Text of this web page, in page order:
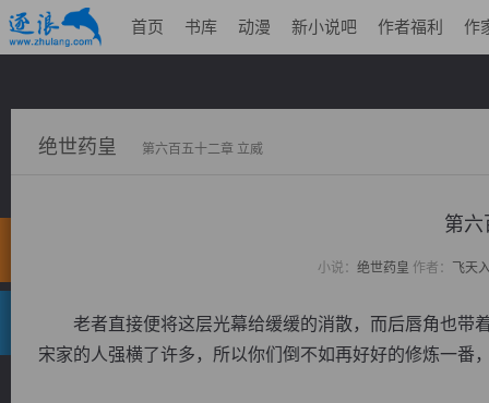
首页 书库 动漫 新小说吧 作者福利 作
绝世药皇 第六百五十二章 立威
第六
小说： 绝世药皇 作者： 飞天
老者直接便将这层光幕给缓缓的消散，而后唇角也带
宋家的人强横了许多，所以你们倒不如再好好的修炼一番